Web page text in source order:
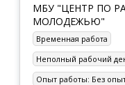
МБУ "ЦЕНТР ПО
МОЛОДЕЖЬЮ"
Временная работа
Неполный рабочий
Опыт работы: Без